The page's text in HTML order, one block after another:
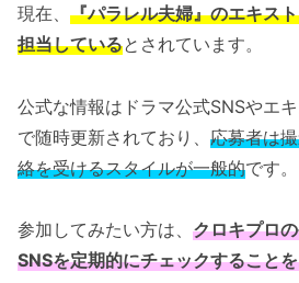
現在、 『パラレル夫婦』のエキス
担当しているとされています。
公式な情報はドラマ公式SNSやエ
で随時更新されており、 応募者は
絡を受けるスタイルが一般的です。
参加してみたい方は、 クロキプロ
SNSを定期的にチェックすること